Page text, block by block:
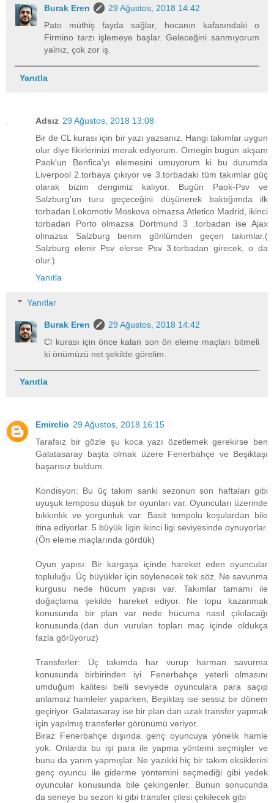
Burak Eren
29 Ağustos, 2018 14:42
Pato müthiş fayda sağlar, hocanın kafasındaki o
Firmino tarzı işlemeye başlar. Geleceğini sanmıyorum
yalnız, çok zor iş.
Yanıtla
Adsız 29 Ağustos, 2018 13:08
Bir de CL kurası için bir yazı yazsanız. Hangi takımlar uygun
olur diye fikirlerinizi merak ediyorum. Örnegin bugün akşam
Paok'un Benfica'yı elemesini umuyorum ki bu durumda
Liverpool 2.torbaya çıkıyor ve 3.torbadaki tüm takımlar güç
olarak bizim dengimiz kalıyor. Bugün Paok-Psv ve
Salzburg'un turu geçeceğini düşünerek baktığımda ilk
torbadan Lokomotiv Moskova olmazsa Atletico Madrid, ikinci
torbadan Porto olmazsa Dortmund 3 .torbadan ise Ajax
olmazsa Salzburg benim gönlümden geçen takımlar.(
Salzburg elenir Psv elerse Psv 3.torbadan girecek, o da
olur.)
Yanıtla
Yanıtlar
Burak Eren
29 Ağustos, 2018 14:42
Cl kurası için önce kalan son ön eleme maçları bitmeli
ki önümüzü net şekilde görelim.
Yanıtla
Emirclio 29 Ağustos, 2018 16:15
Tarafsız bir gözle şu koca yazı özetlemek gerekirse ben
Galatasaray başta olmak üzere Fenerbahçe ve Beşiktaşı
başarısız buldum.
Kondisyon: Bu üç takım sanki sezonun son haftaları gibi
uyuşuk temposu düşük bir oyunları var. Oyuncuları üzerinde
bıkkınlık ve yorgunluk var. Basit tempolu koşulardan bile
itina ediyorlar. 5 büyük ligin ikinci ligi seviyesinde oynuyorlar.
(Ön eleme maçlarında gördük)
Oyun yapısı: Bir kargaşa içinde hareket eden oyuncular
topluluğu. Üç büyükler için söylenecek tek söz. Ne savunma
kurgusu nede hücum yapısı var. Takımlar tamamı ile
doğaçlama şekilde hareket ediyor. Ne topu kazanmak
konusunda bir plan var nede hücuma nasıl çıkılacağı
konusunda.(dan dun vurulan topları maç içinde oldukça
fazla görüyoruz)
Transferler: Üç takımda har vurup harman savurma
konusunda birbirinden iyi. Fenerbahçe yeterli olmasını
umduğum kalitesi belli seviyede oyunculara para saçıp
anlamsız hamleler yaparken, Beşiktaş ise sessiz bir dönem
geçiriyor. Galatasaray ise bir plan dan uzak transfer yapmak
için yapılmış transferler görünümü veriyor.
Biraz Fenerbahçe dışında genç oyuncuya yönelik hamle
yok. Onlarda bu işi para ile yapma yöntemi seçmişler ve
bunu da yarım yapmışlar. Ne yazıkki hiç bir takım eksiklerini
genç oyuncu ile giderme yöntemini seçmediği gibi yedek
oyuncular konusunda bile çekingenler. Bunun sonucunda
da seneye bu sezon ki gibi transfer çilesi çekilecek gibi